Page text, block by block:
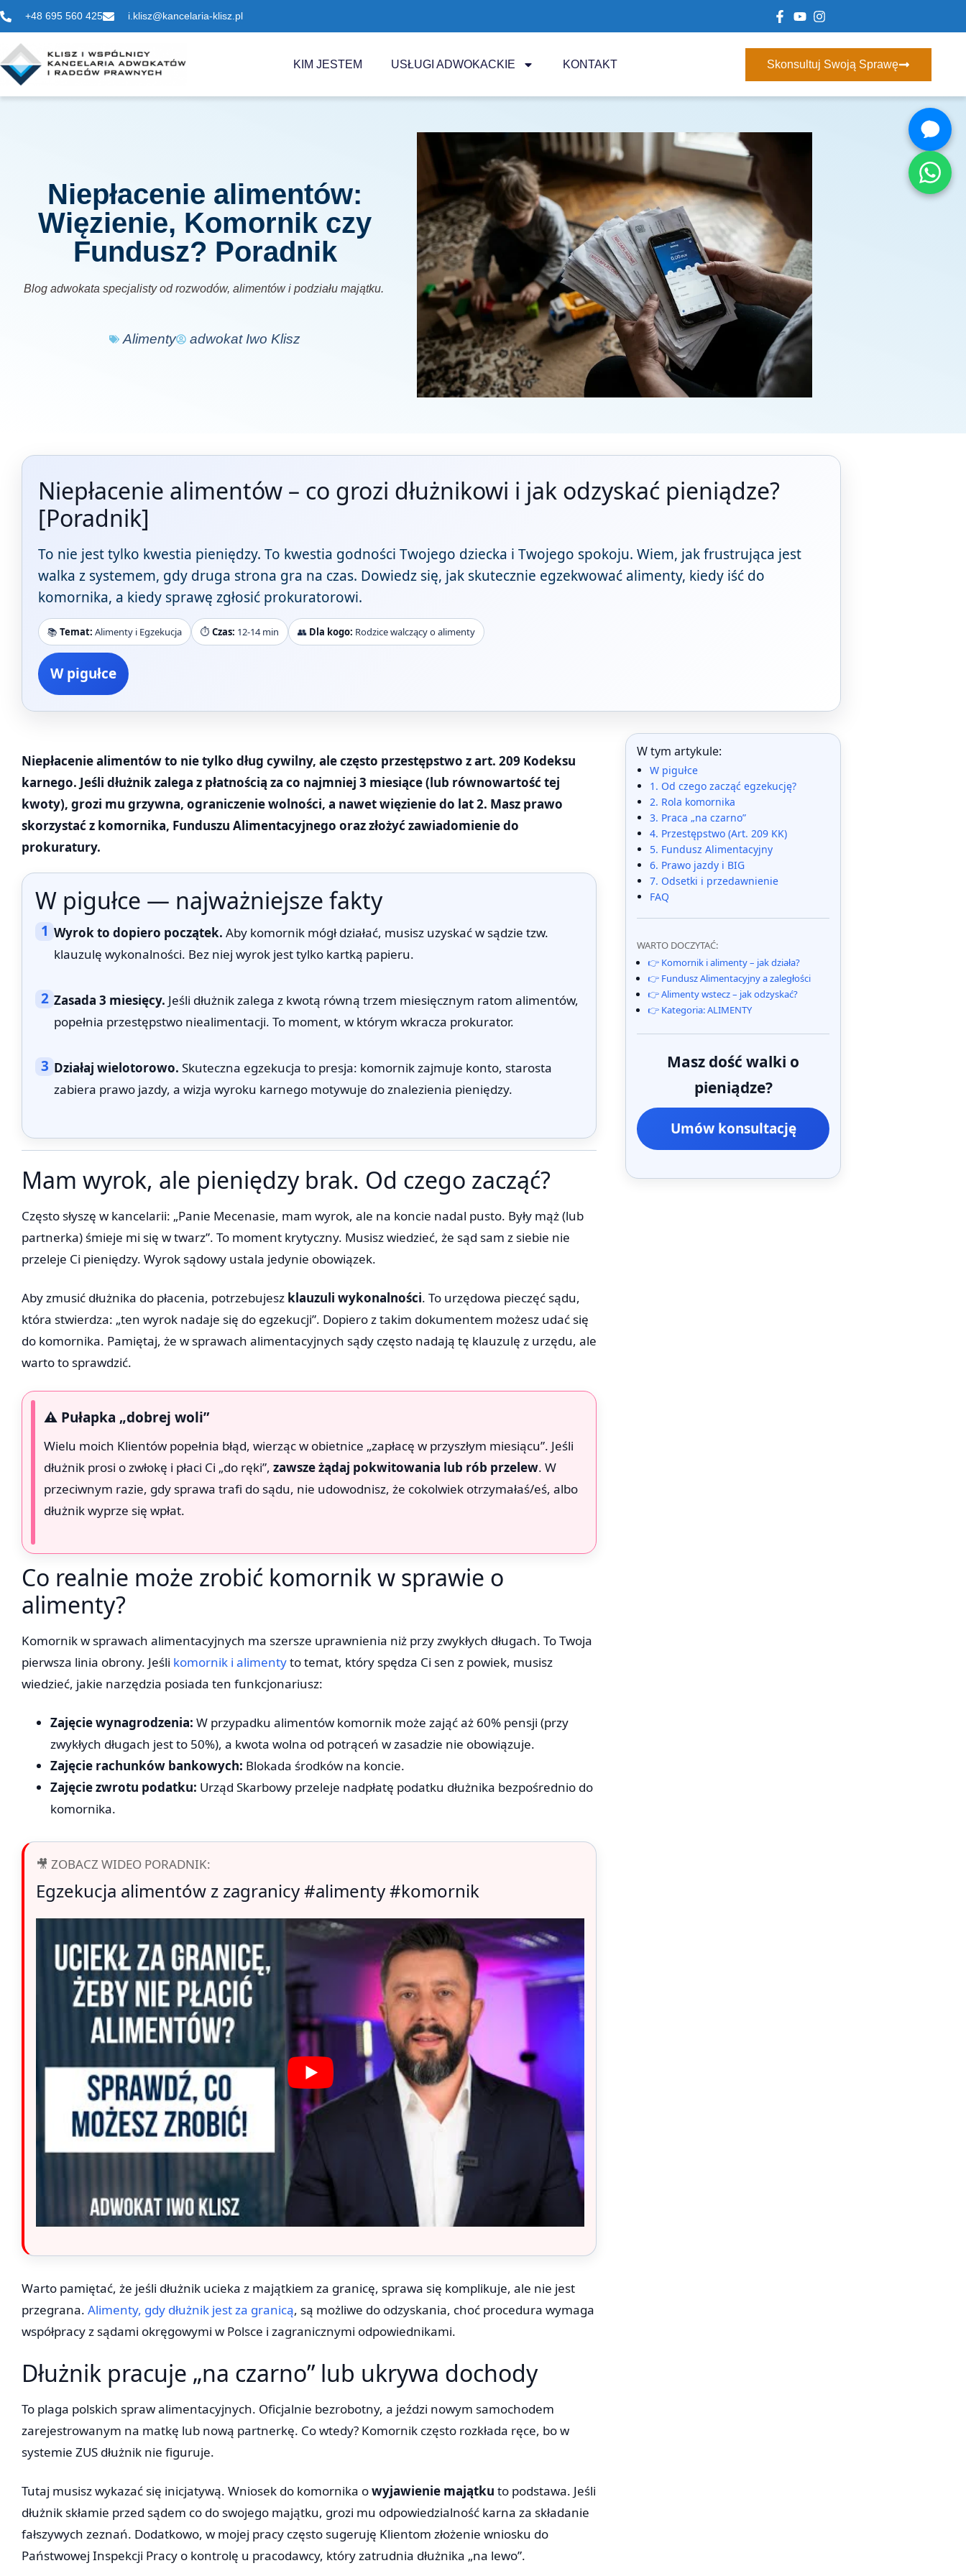
+48 695 560 425 i.klisz@kancelaria-klisz.pl
KIM JESTEM USŁUGI ADWOKACKIE KONTAKT Skonsultuj Swoją Sprawę
Niepłacenie alimentów:
Więzienie, Komornik czy
Fundusz? Poradnik
Blog adwokata specjalisty od rozwodów, alimentów i podziału majątku.
Alimenty adwokat Iwo Klisz
Niepłacenie alimentów – co grozi dłużnikowi i jak odzyskać pieniądze?
[Poradnik]
To nie jest tylko kwestia pieniędzy. To kwestia godności Twojego dziecka i Twojego spokoju. Wiem, jak frustrująca jest
walka z systemem, gdy druga strona gra na czas. Dowiedz się, jak skutecznie egzekwować alimenty, kiedy iść do
komornika, a kiedy sprawę zgłosić prokuratorowi.
📚Temat: Alimenty i Egzekucja ⏱️ Czas: 12-14 min 👥 Dla kogo: Rodzice walczący o alimenty
W pigułce
Niepłacenie alimentów to nie tylko dług cywilny, ale często przestępstwo z art. 209 Kodeksu
karnego. Jeśli dłużnik zalega z płatnością za co najmniej 3 miesiące (lub równowartość tej
kwoty), grozi mu grzywna, ograniczenie wolności, a nawet więzienie do lat 2. Masz prawo
skorzystać z komornika, Funduszu Alimentacyjnego oraz złożyć zawiadomienie do
prokuratury.
W pigułce — najważniejsze fakty
1 Wyrok to dopiero początek. Aby komornik mógł działać, musisz uzyskać w sądzie tzw.
klauzulę wykonalności. Bez niej wyrok jest tylko kartką papieru.
2 Zasada 3 miesięcy. Jeśli dłużnik zalega z kwotą równą trzem miesięcznym ratom alimentów,
popełnia przestępstwo niealimentacji. To moment, w którym wkracza prokurator.
3 Działaj wielotorowo. Skuteczna egzekucja to presja: komornik zajmuje konto, starosta
zabiera prawo jazdy, a wizja wyroku karnego motywuje do znalezienia pieniędzy.
Mam wyrok, ale pieniędzy brak. Od czego zacząć?
Często słyszę w kancelarii: „Panie Mecenasie, mam wyrok, ale na koncie nadal pusto. Były mąż (lub
partnerka) śmieje mi się w twarz”. To moment krytyczny. Musisz wiedzieć, że sąd sam z siebie nie
przeleje Ci pieniędzy. Wyrok sądowy ustala jedynie obowiązek.
Aby zmusić dłużnika do płacenia, potrzebujesz klauzuli wykonalności. To urzędowa pieczęć sądu,
która stwierdza: „ten wyrok nadaje się do egzekucji”. Dopiero z takim dokumentem możesz udać się
do komornika. Pamiętaj, że w sprawach alimentacyjnych sądy często nadają tę klauzulę z urzędu, ale
warto to sprawdzić.
⚠️ Pułapka „dobrej woli”
Wielu moich Klientów popełnia błąd, wierząc w obietnice „zapłacę w przyszłym miesiącu”. Jeśli
dłużnik prosi o zwłokę i płaci Ci „do ręki”, zawsze żądaj pokwitowania lub rób przelew. W
przeciwnym razie, gdy sprawa trafi do sądu, nie udowodnisz, że cokolwiek otrzymałaś/eś, albo
dłużnik wyprze się wpłat.
Co realnie może zrobić komornik w sprawie o
alimenty?
Komornik w sprawach alimentacyjnych ma szersze uprawnienia niż przy zwykłych długach. To Twoja
pierwsza linia obrony. Jeśli komornik i alimentyto temat, który spędza Ci sen z powiek, musisz
wiedzieć, jakie narzędzia posiada ten funkcjonariusz:
Zajęcie wynagrodzenia: W przypadku alimentów komornik może zająć aż 60% pensji (przy
zwykłych długach jest to 50%), a kwota wolna od potrąceń w zasadzie nie obowiązuje.
Zajęcie rachunków bankowych: Blokada środków na koncie.
Zajęcie zwrotu podatku: Urząd Skarbowy przeleje nadpłatę podatku dłużnika bezpośrednio do
komornika.
🎥 ZOBACZ WIDEO PORADNIK:
Egzekucja alimentów z zagranicy #alimenty #komornik
Warto pamiętać, że jeśli dłużnik ucieka z majątkiem za granicę, sprawa się komplikuje, ale nie jest
przegrana. Alimenty, gdy dłużnik jest za granicą, są możliwe do odzyskania, choć procedura wymaga
współpracy z sądami okręgowymi w Polsce i zagranicznymi odpowiednikami.
Dłużnik pracuje „na czarno” lub ukrywa dochody
To plaga polskich spraw alimentacyjnych. Oficjalnie bezrobotny, a jeździ nowym samochodem
zarejestrowanym na matkę lub nową partnerkę. Co wtedy? Komornik często rozkłada ręce, bo w
systemie ZUS dłużnik nie figuruje.
Tutaj musisz wykazać się inicjatywą. Wniosek do komornika owyjawienie majątku to podstawa. Jeśli
dłużnik skłamie przed sądem co do swojego majątku, grozi mu odpowiedzialność karna za składanie
fałszywych zeznań. Dodatkowo, w mojej pracy często sugeruję Klientom złożenie wniosku do
Państwowej Inspekcji Pracy o kontrolę u pracodawcy, który zatrudnia dłużnika „na lewo”.
W tym artykule:
W pigułce
1. Od czego zacząć egzekucję?
2. Rola komornika
3. Praca „na czarno”
4. Przestępstwo (Art. 209 KK)
5. Fundusz Alimentacyjny
6. Prawo jazdy i BIG
7. Odsetki i przedawnienie
FAQ
WARTO DOCZYTAĆ:
👉 Komornik i alimenty – jak działa?
👉 Fundusz Alimentacyjny a zaległości
👉 Alimenty wstecz – jak odzyskać?
👉 Kategoria: ALIMENTY
Masz dość walki o
pieniądze?
Umów konsultację